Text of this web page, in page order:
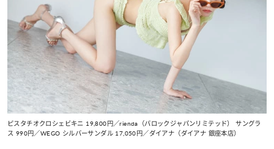
ピスタチオクロシェビキニ 19,800円／rienda（バロックジャパンリミテッド） サングラ
ス 990円／WEGO シルバーサンダル 17,050円／ダイアナ（ダイアナ 銀座本店）